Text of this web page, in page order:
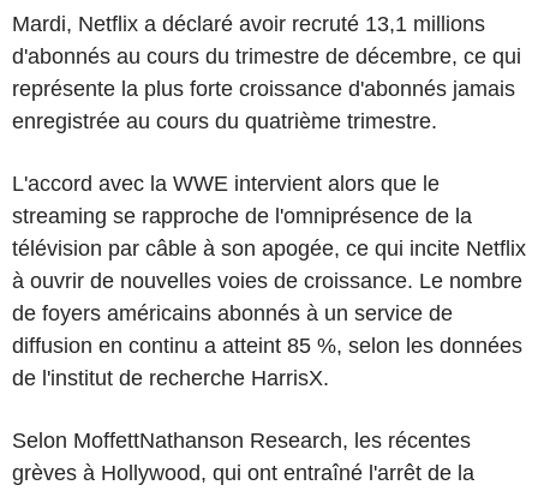
Mardi, Netflix a déclaré avoir recruté 13,1 millions
d'abonnés au cours du trimestre de décembre, ce qui
représente la plus forte croissance d'abonnés jamais
enregistrée au cours du quatrième trimestre.
L'accord avec la WWE intervient alors que le
streaming se rapproche de l'omniprésence de la
télévision par câble à son apogée, ce qui incite Netflix
à ouvrir de nouvelles voies de croissance. Le nombre
de foyers américains abonnés à un service de
diffusion en continu a atteint 85 %, selon les données
de l'institut de recherche HarrisX.
Selon MoffettNathanson Research, les récentes
grèves à Hollywood, qui ont entraîné l'arrêt de la